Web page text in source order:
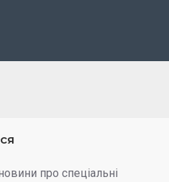
про спеціальні